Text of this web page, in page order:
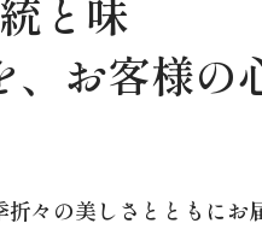
と味
お客様の
々の美しさとともにお